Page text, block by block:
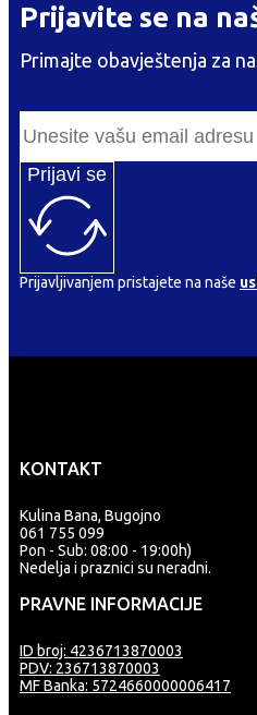
Prijavite se na
Primajte obavještenja za
Prijavi se
Prijavljivanjem pristajete na naše
KONTAKT
Kulina Bana, Bugojno
061 755 099
Pon - Sub: 08:00 - 19:00h)
Nedelja i praznici su neradni.
PRAVNE INFORMACIJE
ID broj: 4236713870003
PDV: 236713870003
MF Banka: 5724660000006417